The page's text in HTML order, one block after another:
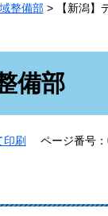
整備部 >
【新潟】
備部
刷 ページ番号